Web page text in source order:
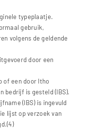
typeplaatje.
gebruik,
volgens de geldende
door een
of een door Itho
bedrijf is gesteld (IBS).
(IBS) is ingevuld
lijst op verzoek van